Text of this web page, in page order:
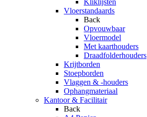
Kliklijsten
Vloerstandaards
Back
Opvouwbaar
Vloermodel
Met kaarthouders
Draadfolderhouders
Krijtborden
Stoepborden
Vlaggen & -houders
Ophangmateriaal
Kantoor & Facilitair
Back